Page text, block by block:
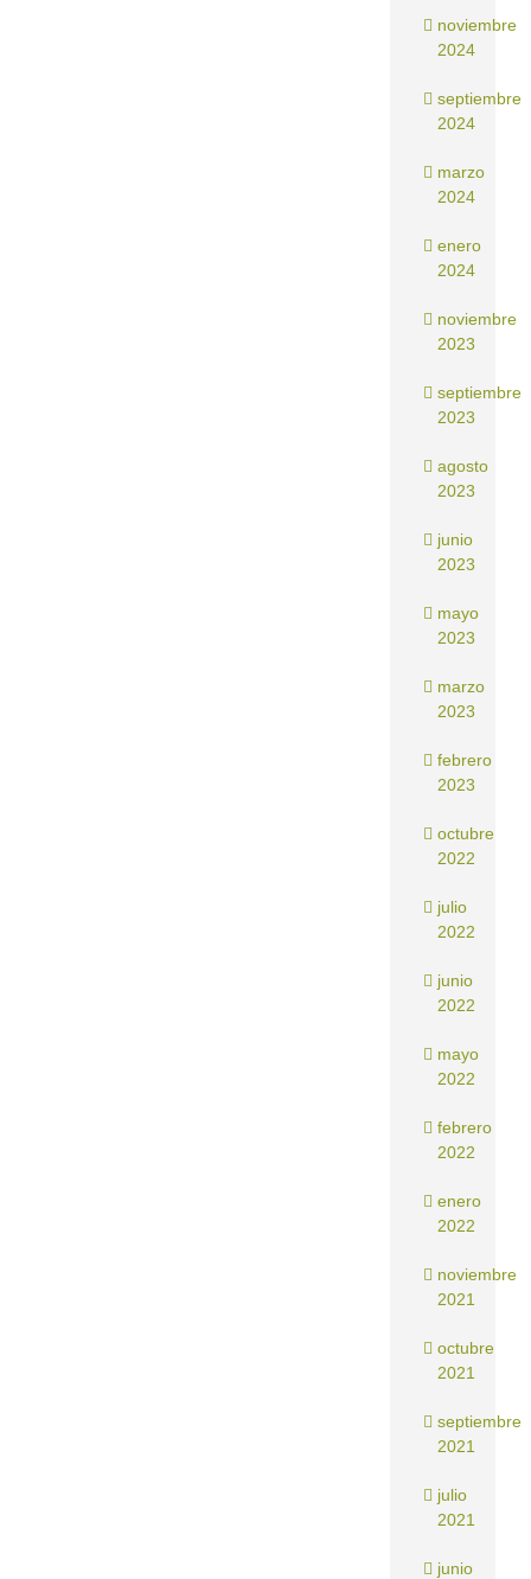
noviembre
2024
septiembre
2024
marzo
2024
enero
2024
noviembre
2023
septiembre
2023
agosto
2023
junio
2023
mayo
2023
marzo
2023
febrero
2023
octubre
2022
julio
2022
junio
2022
mayo
2022
febrero
2022
enero
2022
noviembre
2021
octubre
2021
septiembre
2021
julio
2021
junio